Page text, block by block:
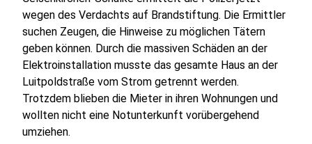
wegen des Verdachts auf Brandstiftung. Die Ermittler
suchen Zeugen, die Hinweise zu möglichen Tätern
geben können. Durch die massiven Schäden an der
Elektroinstallation musste das gesamte Haus an der
Luitpoldstraße vom Strom getrennt werden.
Trotzdem blieben die Mieter in ihren Wohnungen und
wollten nicht eine Notunterkunft vorübergehend
umziehen.